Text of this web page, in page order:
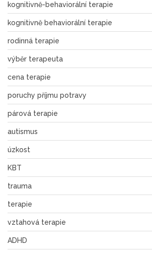
kognitivně-behaviorální terapie
kognitivně behaviorální terapie
rodinná terapie
výběr terapeuta
cena terapie
poruchy příjmu potravy
párová terapie
autismus
úzkost
KBT
trauma
terapie
vztahová terapie
ADHD